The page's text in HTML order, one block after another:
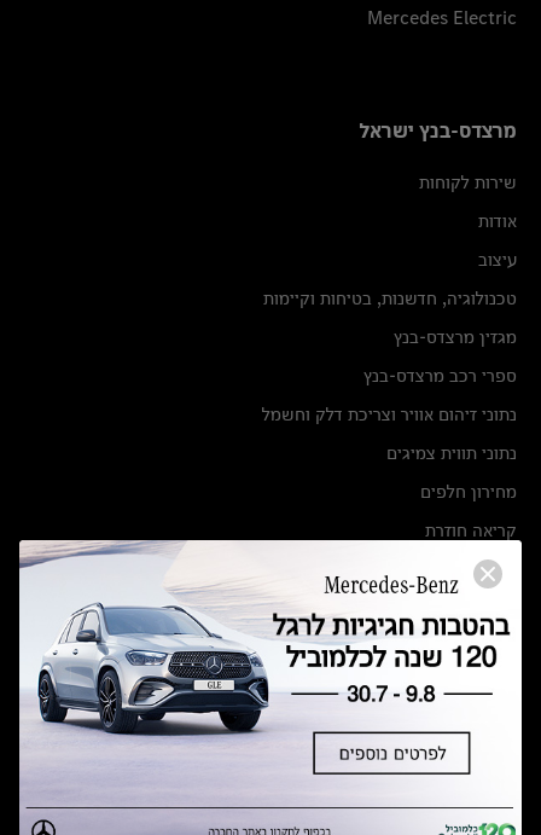
Mercedes Electric
מרצדס-בנץ ישראל
שירות לקוחות
אודות
עיצוב
טכנולוגיה, חדשנות, בטיחות וקיימות
מגזין מרצדס-בנץ
ספרי רכב מרצדס-בנץ
נתוני זיהום אוויר וצריכת דלק וחשמל
נתוני תווית צמיגים
מחירון חלפים
קריאה חוזרת
הודעה על הטבות לרכבי מרצדס בהסדר פשרה בתצ 56447-02-19
תקנון ימי מכירות 120 לכלמוביל
מצאו אותנו
אולמות תצוגה